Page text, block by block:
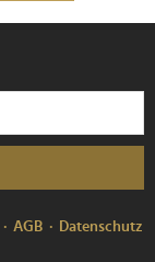
AGB
Datenschutz